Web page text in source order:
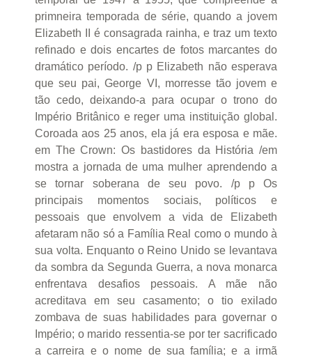
primneira temporada de série, quando a jovem
Elizabeth II é consagrada rainha, e traz um texto
refinado e dois encartes de fotos marcantes do
dramático período. /p p Elizabeth não esperava
que seu pai, George VI, morresse tão jovem e
tão cedo, deixando-a para ocupar o trono do
Império Britânico e reger uma instituição global.
Coroada aos 25 anos, ela já era esposa e mãe.
em The Crown: Os bastidores da História /em
mostra a jornada de uma mulher aprendendo a
se tornar soberana de seu povo. /p p Os
principais momentos sociais, políticos e
pessoais que envolvem a vida de Elizabeth
afetaram não só a Família Real como o mundo à
sua volta. Enquanto o Reino Unido se levantava
da sombra da Segunda Guerra, a nova monarca
enfrentava desafios pessoais. A mãe não
acreditava em seu casamento; o tio exilado
zombava de suas habilidades para governar o
Império; o marido ressentia-se por ter sacrificado
a carreira e o nome de sua família; e a irmã